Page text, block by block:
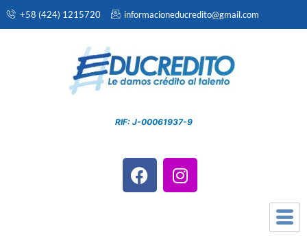
+58 (424) 1215720 informacioneducredito@gmail.com
RIF: J-00061937-9
F
a
I
n